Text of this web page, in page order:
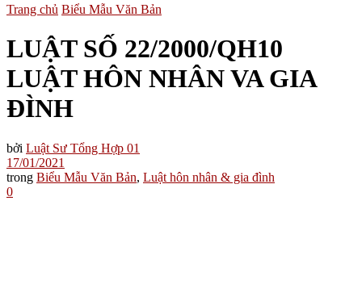
Trang chủ Biểu Mẫu Văn Bản
LUẬT SỐ 22/2000/QH10
LUẬT HÔN NHÂN VA GIA
ĐÌNH
bởi Luật Sư Tổng Hợp 01
17/01/2021
trong Biểu Mẫu Văn Bản, Luật hôn nhân & gia đình
0